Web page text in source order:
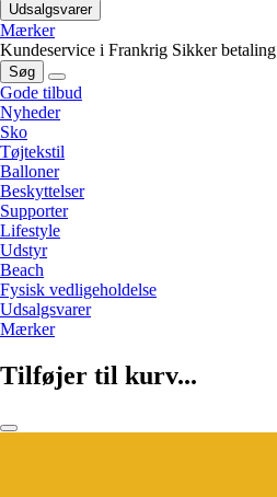
Udsalgsvarer
Mærker
Kundeservice i Frankrig Sikker betaling
Søg
Gode tilbud
Nyheder
Sko
Tøjtekstil
Balloner
Beskyttelser
Supporter
Lifestyle
Udstyr
Beach
Fysisk vedligeholdelse
Udsalgsvarer
Mærker
Tilføjer til kurv...